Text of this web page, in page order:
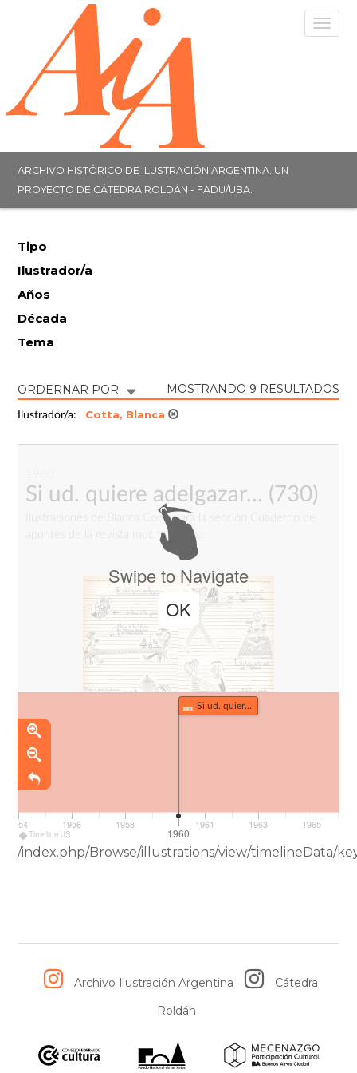
ARCHIVO HISTÓRICO DE ILUSTRACIÓN ARGENTINA. UN
PROYECTO DE CÁTEDRA ROLDÁN - FADU/UBA.
Tipo
Ilustrador/a
Años
Década
Tema
ORDERNAR POR MOSTRANDO 9 RESULTADOS
Ilustrador/a: Cotta, Blanca
Si ud. quiere adelgazar... (730)
Ilustraciones de Blanca Cotta para la sección Cuaderno de
apuntes de la revista mucho gusto.;
Swipe to Navigate
OK
Timeline JS
Si ud. quiere adelgazar... (730)
1960
1954 1956 1958 1961 1963 1965
/index.php/Browse/illustrations/view/timelineData/
Archivo Ilustración Argentina
Cátedra
Roldán